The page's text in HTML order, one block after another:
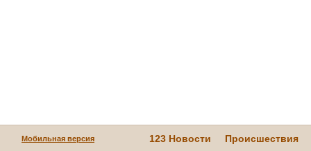
Мобильная версия 123 Новости Происшествия